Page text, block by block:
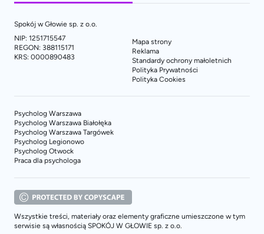
Spokój w Głowie sp. z o.o.
NIP: 1251715547
REGON: 388115171
KRS: 0000890483
Mapa strony
Reklama
Standardy ochrony małoletnich
Polityka Prywatności
Polityka Cookies
Psycholog Warszawa
Psycholog Warszawa Białołęka
Psycholog Warszawa Targówek
Psycholog Legionowo
Psycholog Otwock
Praca dla psychologa
Wszystkie treści, materiały oraz elementy graficzne umieszczone w tym
serwisie są własnością SPOKÓJ W GŁOWIE sp. z o.o.